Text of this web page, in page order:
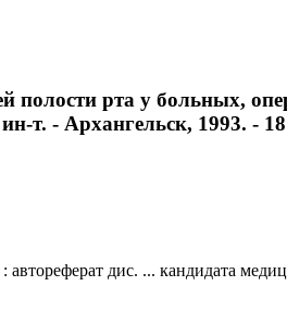
полости рта у больных,
т. - Архангельск, 1993. - 18
дис. ... кандидата